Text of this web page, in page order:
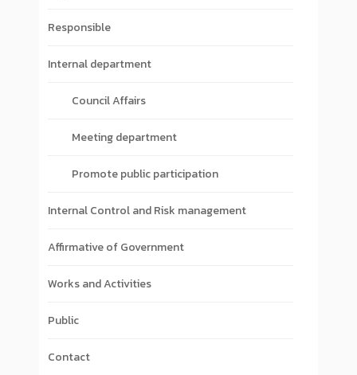
Responsible
Internal department
Council Affairs
Meeting department
Promote public participation
Internal Control and Risk management
Affirmative of Government
Works and Activities
Public
Contact